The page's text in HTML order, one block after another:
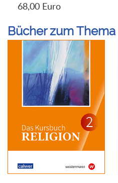
68,00 Euro
Bücher zum Thema